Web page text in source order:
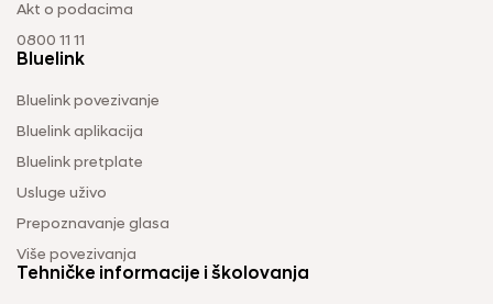
Akt o podacima
0800 11 11
Bluelink
Bluelink povezivanje
Bluelink aplikacija
Bluelink pretplate
Usluge uživo
Prepoznavanje glasa
Više povezivanja
Tehničke informacije i školovanja